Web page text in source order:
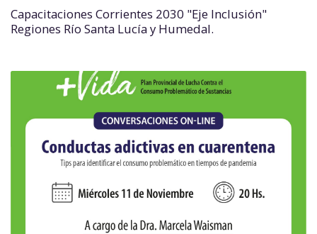
Capacitaciones Corrientes 2030 "Eje Inclusión"
Regiones Río Santa Lucía y Humedal.